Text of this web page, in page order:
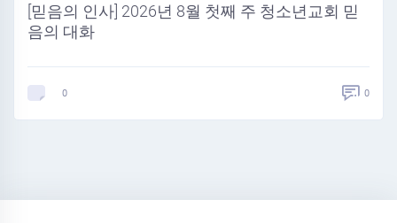
[믿음의 인사] 2026년 8월 첫째 주 청소년교회 믿
음의 대화
0 0